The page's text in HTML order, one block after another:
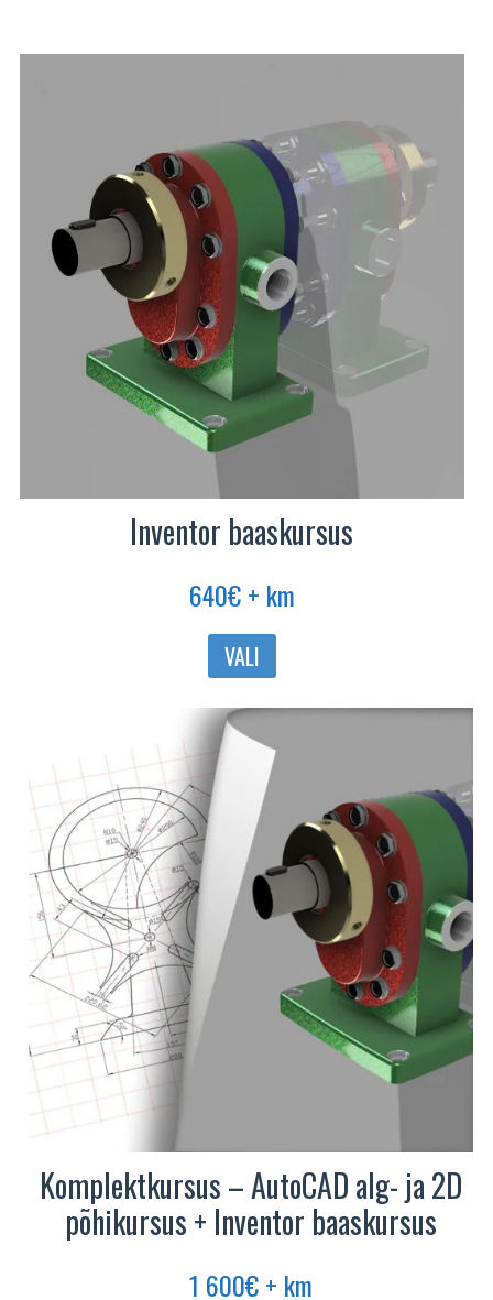
Inventor baaskursus
640€+ km
VALI
Sellel
varianti.
teha
tootelehel.
Komplektkursus – AutoCAD alg- ja 2D
põhikursus + Inventor baaskursus
1 600€+ km